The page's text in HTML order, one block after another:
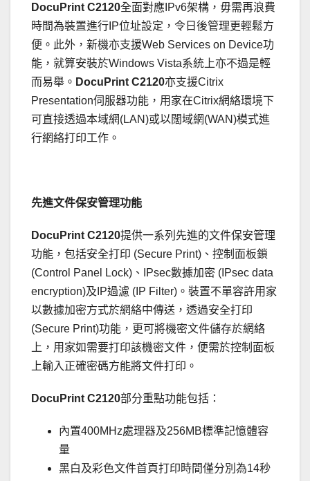
DocuPrint C2120全面對應IPv6架構，毋需再浪費
時間為裝置進行IP位址設定，令日後管理更輕鬆方
便。此外，新機亦支援Web Services on Device功
能，就算安裝於Windows Vista系統上亦不過是輕
而易舉。 DocuPrint C2120亦支援Citrix
Presentation伺服器功能，用家在Citrix網絡環境下
可直接透過本域網(LAN)或以闊域網(WAN)模式進
行網絡打印工作。
先進文件保安管理功能
DocuPrint C2120提供一系列先進的文件保安管理
功能，包括安全打印 (Secure Print)、控制面板鎖
(Control Panel Lock)、IPsec數據加密 (IPsec data
encryption)及IP過濾 (IP Filter)。裝置不單容許用家
以數據加密方式於網絡中傳送，透過安全打印
(Secure Print)功能，更可將機密文件儲存於網絡
上，用家如需要打印該機密文件，便需於控制面板
上輸入正確密碼方能將文件打印。
DocuPrint C2120部分重點功能包括：
內置400MHz處理器及256MB標準記憶體容
量
黑白及彩色文件首頁打印時間僅分別為14秒